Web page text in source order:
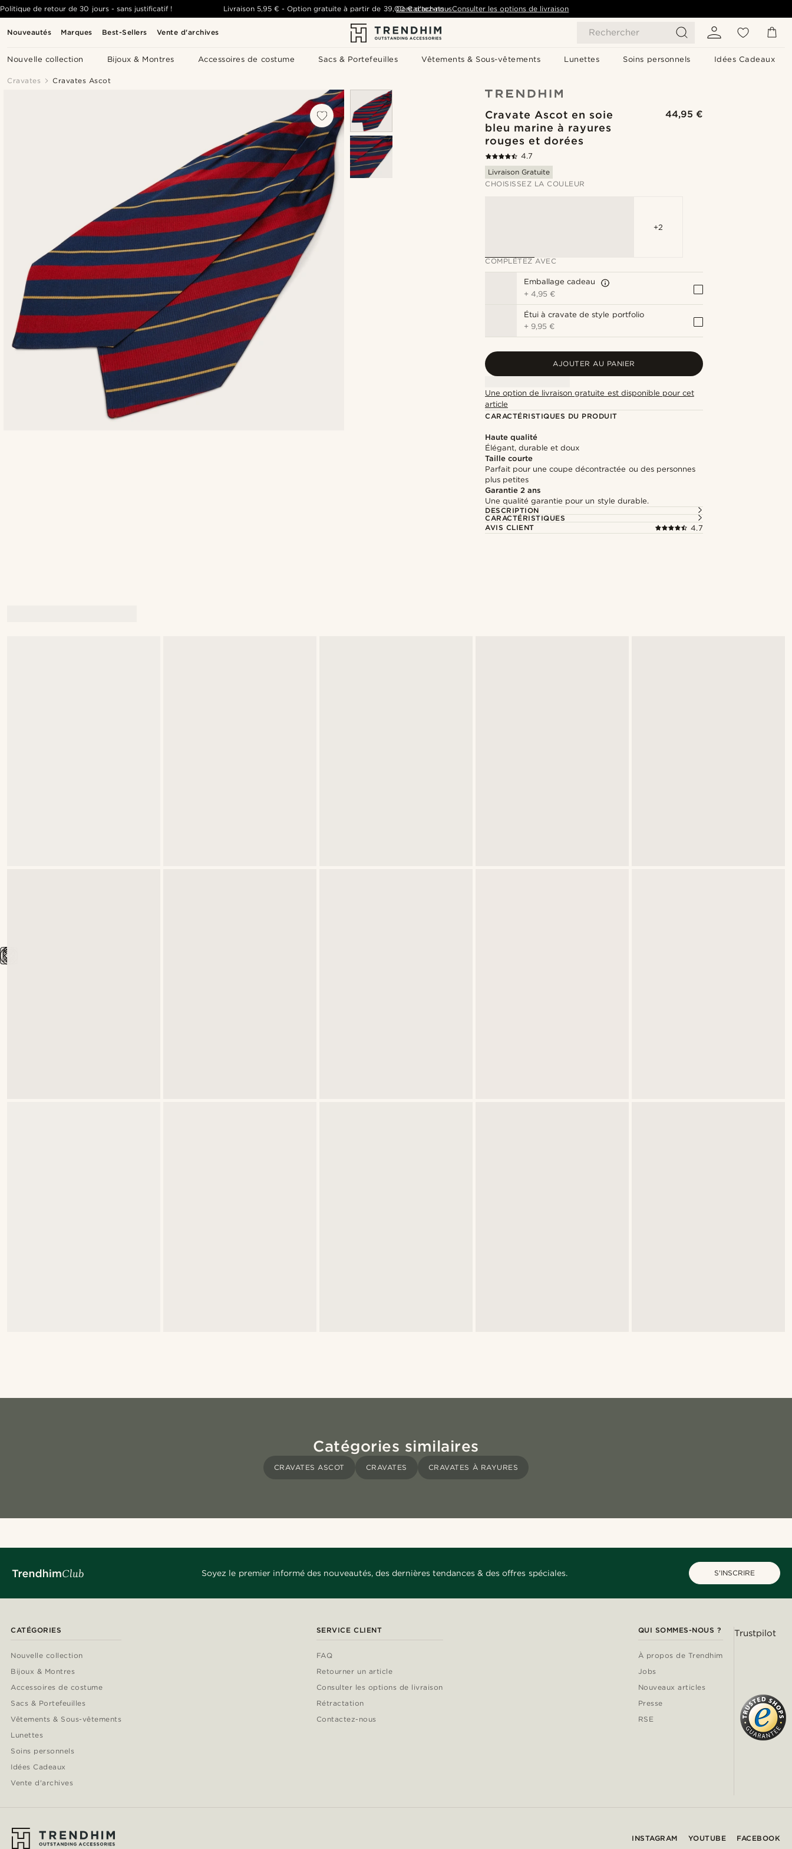
Nouveautés Marques Best-Sellers Vente d'archives Rechercher
Nouvelle collection Bijoux & Montres Accessoires de costume Sacs & Portefeuilles Vêtements & Sous-vêtements Lunettes Soins personnels Idées Cadeaux
Politique de retour de 30 jours - sans justificatif ! Livraison 5,95 € -Option gratuite à partir de 39,00 € d'achats- Consulter les options de livraison
Contactez-nous
Cravates Cravates Ascot
Cravate Ascot en soie
bleu marine à rayures
rouges et dorées
44,95 €
4.7
Livraison Gratuite
CHOISISSEZ LA COULEUR
+2
COMPLÉTEZ AVEC
Emballage cadeau
+4,95 €
Étui à cravate de style portfolio
+ 9,95 €
AJOUTER AU PANIER
Une option de livraison gratuite est disponible pour cet
article
CARACTÉRISTIQUES DU PRODUIT
Haute qualité
Élégant, durable et doux
Taille courte
Parfait pour une coupe décontractée ou des personnes
plus petites
Garantie 2 ans
Une qualité garantie pour un style durable.
DESCRIPTION
CARACTÉRISTIQUES
AVIS CLIENT
4.7
Catégories similaires
CRAVATES ASCOT CRAVATES CRAVATES À RAYURES
Soyez le premier informé des nouveautés, des dernières tendances & des offres spéciales. S'INSCRIRE
CATÉGORIES
Nouvelle collection
Bijoux & Montres
Accessoires de costume
Sacs & Portefeuilles
Vêtements & Sous-vêtements
Lunettes
Soins personnels
Idées Cadeaux
Vente d'archives
SERVICE CLIENT
FAQ
Retourner un article
Consulter les options de livraison
Rétractation
Contactez-nous
QUI SOMMES-NOUS ?
À propos de Trendhim
Jobs
Nouveaux articles
Presse
RSE
Trustpilot
INSTAGRAM YOUTUBE FACEBOOK